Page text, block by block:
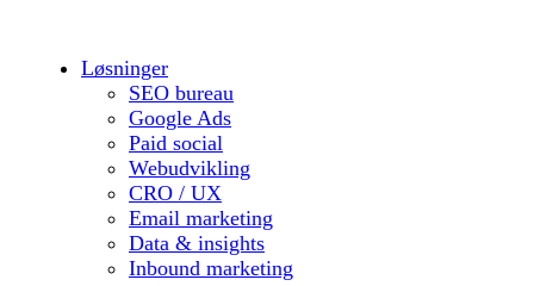
Løsninger
SEO bureau
Google Ads
Paid social
Webudvikling
CRO / UX
Email marketing
Data & insights
Inbound marketing